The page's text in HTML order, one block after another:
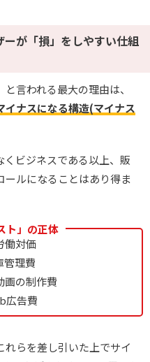
が「損」をしやすい仕組
言われる最大の理由は、
イナスになる構造(マイナス
ビジネスである以上、販
ルになることはあり得ま
ト」の正体
働対価
管理費
画の制作費
広告費
らを差し引いた上でサイ